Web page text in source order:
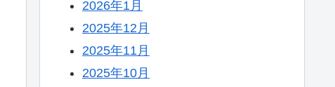
2026年1月
2025年12月
2025年11月
2025年10月